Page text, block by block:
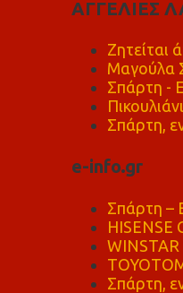
ΑΓΓΕΛΙΕΣ
Ζητείται
Μαγούλα
Σπάρτη -
Σπάρτη,
e-info.gr
Σπάρτη –
HISENSE
WINSTAR
Σπάρτη,